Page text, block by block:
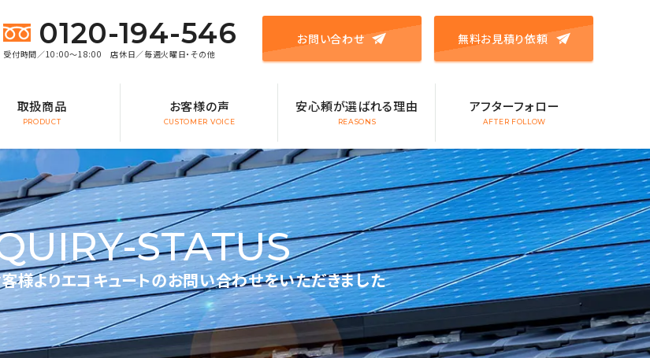
0120-194-546
受付時間／10:00～18:00 店休日／毎週火曜日・その他
お問い合わせ 無料お見積り依頼
取扱商品
PRODUCT
お客様の声
CUSTOMER VOICE
安心頼が選ばれる理由
REASONS
アフターフォロー
AFTER FOLLOW
STATUS
様よりエコキュートのお問い合わせをいただきました